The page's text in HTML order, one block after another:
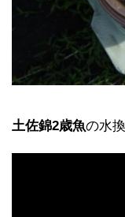
土佐錦2歳魚の水